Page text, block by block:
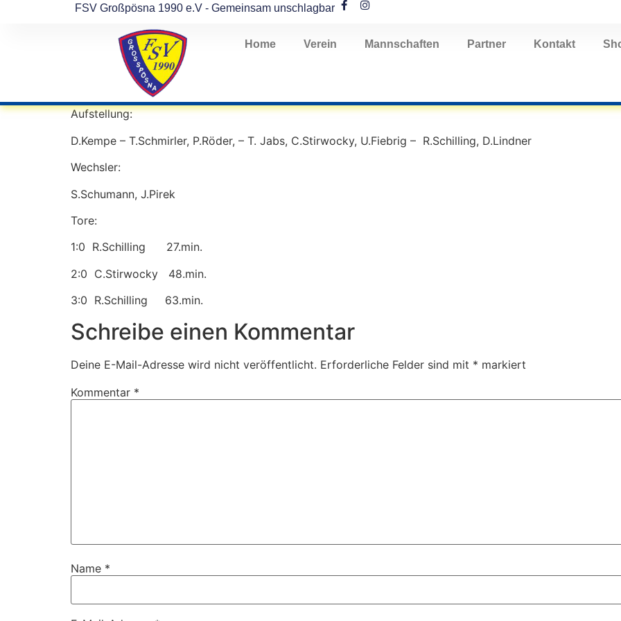
FSV Großpösna 1990 e.V - Gemeinsam unschlagbar
Home Verein Mannschaften Partner Kontakt
Aufstellung:
D.Kempe – T.Schmirler, P.Röder, – T. Jabs, C.Stirwocky, U.Fiebrig – R.Schilling, D.Lindner
Wechsler:
S.Schumann, J.Pirek
Tore:
1:0 R.Schilling 27.min.
2:0 C.Stirwocky 48.min.
3:0 R.Schilling 63.min.
Schreibe einen Kommentar
Deine E-Mail-Adresse wird nicht veröffentlicht. Erforderliche Felder sind mit * markiert
Kommentar *
Name *